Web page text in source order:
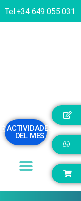
Tel:+34 649 055 031
ACTIVIDADES
DEL MES